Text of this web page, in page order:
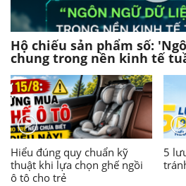
Hộ chiếu sản phẩm số:
chung trong nền kinh tế
Hiểu đúng quy chuẩn kỹ
thuật khi lựa chọn ghế ngồi
ô tô cho trẻ
5